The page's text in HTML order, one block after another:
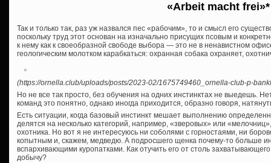
«Arbeit macht frei»*
Так и только так, раз уж назвался пес «рабочим», то и смысл его
поскольку труд этот основан на изначально присущих псовым и
к нему как к своеобразной свободе выбора — это не в ненавистном
геологическим молотком карабкаться: охранная собака охраняет,
(https://ornella.club/uploads/posts/2023-02/1675749460_ornella-club-p-
Но не все так просто, без обучения на одних инстинктах не выедешь.
команд это понятно, однако иногда приходится, образно говоря,
Есть ситуации, когда базовый инстинкт мешает выполнению
делятся на несколько категорий, например, «зверовых» или
охотника. Но вот я не интересуюсь ни соболями с горностаями, ни
копытным и, скажем, медведю. А подросшего щенка почему-то больше
вспархивающими куропатками. Как отучить его от столь
добычу?